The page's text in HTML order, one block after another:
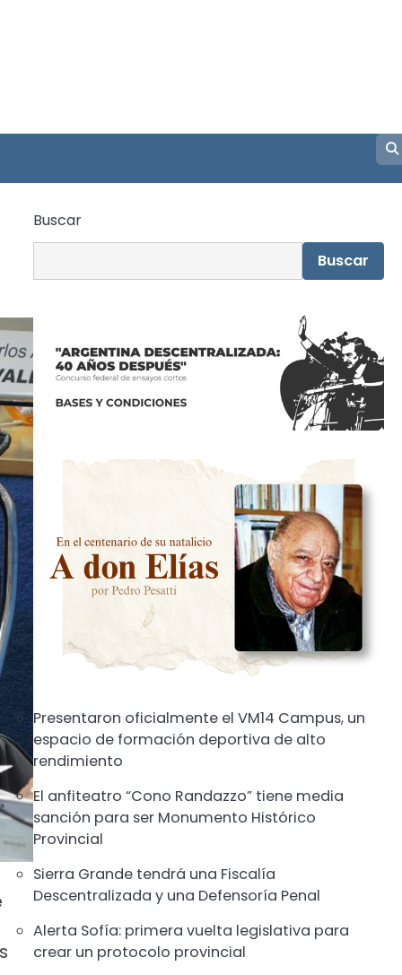
Buscar
Buscar
Presentaron oficialmente el VM14 Campus, un
espacio de formación deportiva de alto
rendimiento
El anfiteatro “Cono Randazzo” tiene media
sanción para ser Monumento Histórico
Provincial
Sierra Grande tendrá una Fiscalía
Descentralizada y una Defensoría Penal
Alerta Sofía: primera vuelta legislativa para
crear un protocolo provincial